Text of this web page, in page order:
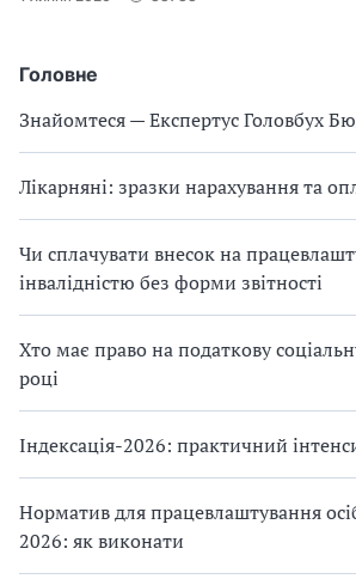
Головне
Знайомтеся — Експертус Головбух
Лікарняні: зразки нарахування та
Чи сплачувати внесок на
інвалідністю без форми звітності
Хто має право на податкову
році
Індексація-2026: практичний
Норматив для працевлаштування
2026: як виконати